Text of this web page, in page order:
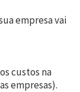
empresa vai
custos na
empresas).